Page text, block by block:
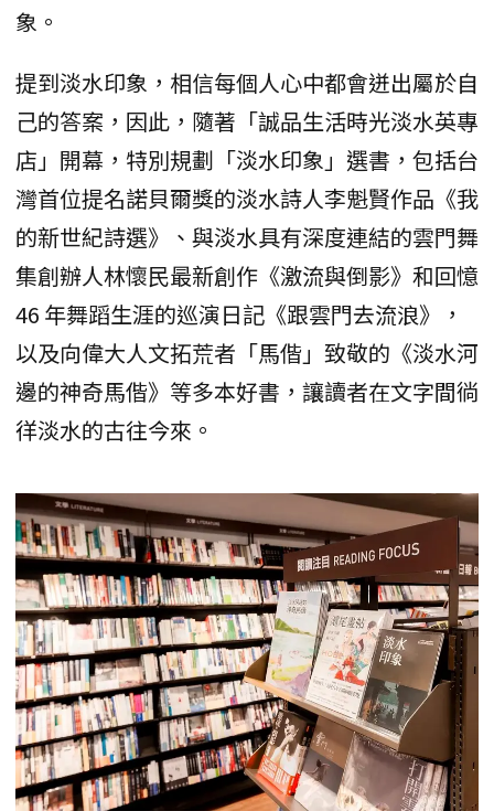
象。
提到淡水印象，相信每個人心中都會迸出屬於自
己的答案，因此，隨著「誠品生活時光淡水英專
店」開幕，特別規劃「淡水印象」選書，包括台
灣首位提名諾貝爾獎的淡水詩人李魁賢作品《我
的新世紀詩選》、與淡水具有深度連結的雲門舞
集創辦人林懷民最新創作《激流與倒影》和回憶
46 年舞蹈生涯的巡演日記《跟雲門去流浪》，
以及向偉大人文拓荒者「馬偕」致敬的《淡水河
邊的神奇馬偕》等多本好書，讓讀者在文字間徜
徉淡水的古往今來。